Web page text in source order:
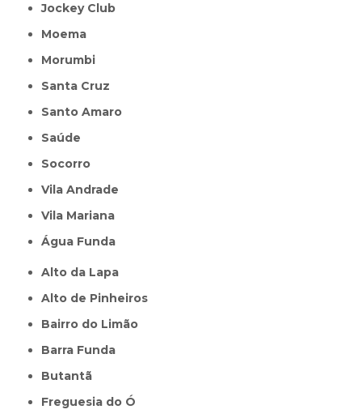
Jockey Club
Moema
Morumbi
Santa Cruz
Santo Amaro
Saúde
Socorro
Vila Andrade
Vila Mariana
Água Funda
Alto da Lapa
Alto de Pinheiros
Bairro do Limão
Barra Funda
Butantã
Freguesia do Ó